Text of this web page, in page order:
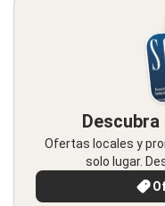
Ofertas locales y
solo lugar.